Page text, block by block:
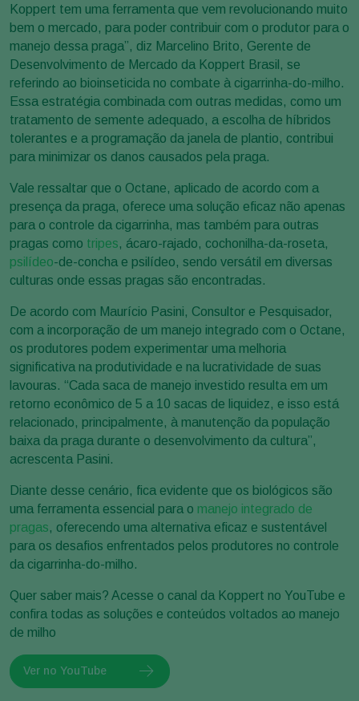
Koppert tem uma ferramenta que vem revolucionando muito
bem o mercado, para poder contribuir com o produtor para o
manejo dessa praga”, diz Marcelino Brito, Gerente de
Desenvolvimento de Mercado da Koppert Brasil, se
referindo ao bioinseticida no combate à cigarrinha-do-milho.
Essa estratégia combinada com outras medidas, como um
tratamento de semente adequado, a escolha de híbridos
tolerantes e a programação da janela de plantio, contribui
para minimizar os danos causados pela praga.
Vale ressaltar que o Octane, aplicado de acordo com a
presença da praga, oferece uma solução eficaz não apenas
para o controle da cigarrinha, mas também para outras
pragas como tripes, ácaro-rajado, cochonilha-da-roseta,
psilídeo-de-concha e psilídeo, sendo versátil em diversas
culturas onde essas pragas são encontradas.
De acordo com Maurício Pasini, Consultor e Pesquisador,
com a incorporação de um manejo integrado com o Octane,
os produtores podem experimentar uma melhoria
significativa na produtividade e na lucratividade de suas
lavouras. “Cada saca de manejo investido resulta em um
retorno econômico de 5 a 10 sacas de liquidez, e isso está
relacionado, principalmente, à manutenção da população
baixa da praga durante o desenvolvimento da cultura”,
acrescenta Pasini.
Diante desse cenário, fica evidente que os biológicos são
uma ferramenta essencial para o manejo integrado de
pragas, oferecendo uma alternativa eficaz e sustentável
para os desafios enfrentados pelos produtores no controle
da cigarrinha-do-milho.
Quer saber mais? Acesse o canal da Koppert no YouTube e
confira todas as soluções e conteúdos voltados ao manejo
de milho
Ver no YouTube